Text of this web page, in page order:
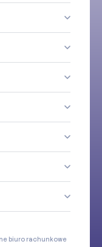
biuro rachunkowe